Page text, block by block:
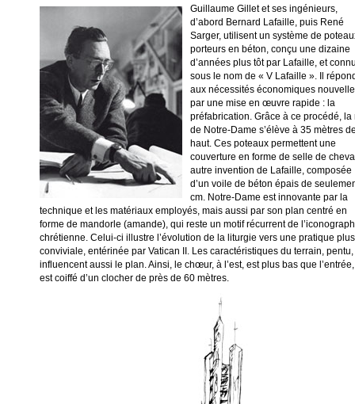
Guillaume Gillet et ses ingénieurs,
d’abord Bernard Lafaille, puis René
Sarger, utilisent un système de
porteurs en béton, conçu une dizaine
d’années plus tôt par Lafaille, et
sous le nom de « V Lafaille ». Il
aux nécessités économiques
par une mise en œuvre rapide : la
préfabrication. Grâce à ce procédé, la
de Notre-Dame s’élève à 35 mètres
haut. Ces poteaux permettent une
couverture en forme de selle de
autre invention de Lafaille, composée
d’un voile de béton épais de
cm. Notre-Dame est innovante par la
technique et les matériaux employés, mais aussi par son plan centré en
forme de mandorle (amande), qui reste un motif récurrent de
chrétienne. Celui-ci illustre l’évolution de la liturgie vers une pratique plus
conviviale, entérinée par Vatican II. Les caractéristiques du terrain, pentu,
influencent aussi le plan. Ainsi, le chœur, à l’est, est plus bas que
est coiffé d’un clocher de près de 60 mètres.